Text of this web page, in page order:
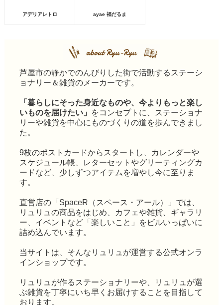
アデリアレトロ ayae 福だるま
芦屋市の静かでのんびりした街で活動するステーシ
ョナリー＆雑貨のメーカーです。
「暮らしにそった身近なものや、今よりもっと楽し
いものを届けたい」
をコンセプトに、ステーショナ
リーや雑貨を中心にものづくりの道を歩んできまし
た。
9枚のポストカードからスタートし、カレンダーや
スケジュール帳、レターセットやグリーティングカ
ードなど、少しずつアイテムを増やし今に至りま
す。
直営店の「SpaceR（スペース・アール）」では、
リュリュの商品をはじめ、カフェや雑貨、ギャラリ
ー、イベントなど「楽しいこと」をビルいっぱいに
詰め込んでいます。
当サイトは、そんなリュリュが運営する公式オンラ
インショップです。
リュリュが作るステーショナリーや、リュリュが選
ぶ雑貨を丁寧にいち早くお届けすることを目指して
おります。